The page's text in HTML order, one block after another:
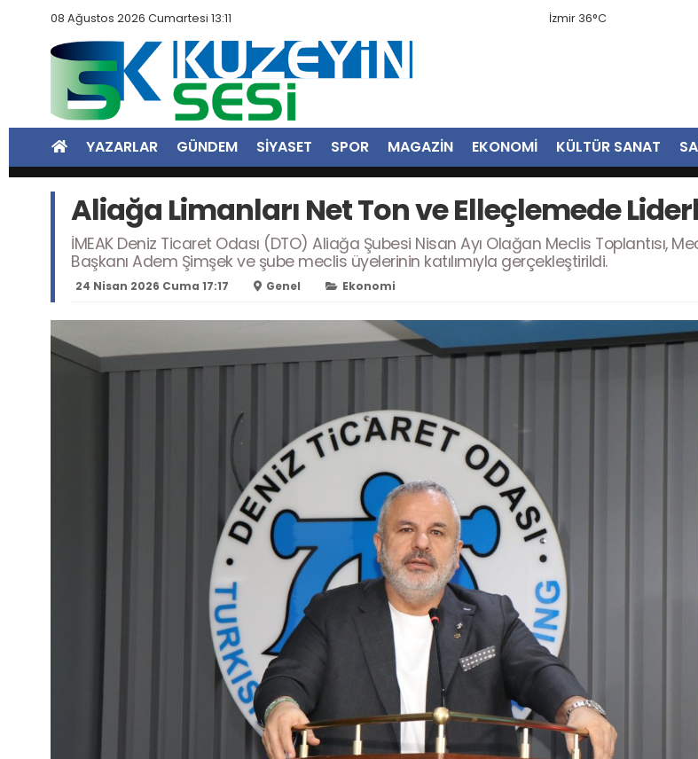
08 Ağustos 2026 Cumartesi 13:11 İzmir 36°C
YAZARLAR GÜNDEM SİYASET SPOR MAGAZİN EKONOMİ KÜLTÜR SANAT
Aliağa Limanları Net Ton ve Elleçlemede
İMEAK Deniz Ticaret Odası (DTO) Aliağa Şubesi Nisan Ayı Olağan Meclis Toplantısı,
Başkanı Adem Şimşek ve şube meclis üyelerinin katılımıyla gerçekleştirildi.
24 Nisan 2026 Cuma 17:17 Genel Ekonomi